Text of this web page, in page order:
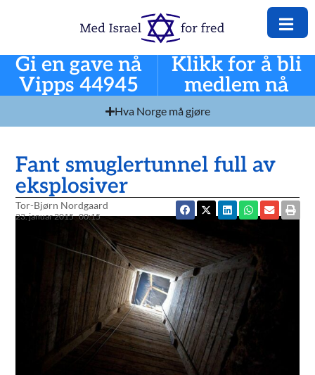
Gi en gave nå
Vipps 44945
Klikk for å bli
medlem nå
Hva Norge må gjøre
Fant smuglertunnel full av
eksplosiver
Tor-Bjørn Nordgaard
23. januar 2015 00:15